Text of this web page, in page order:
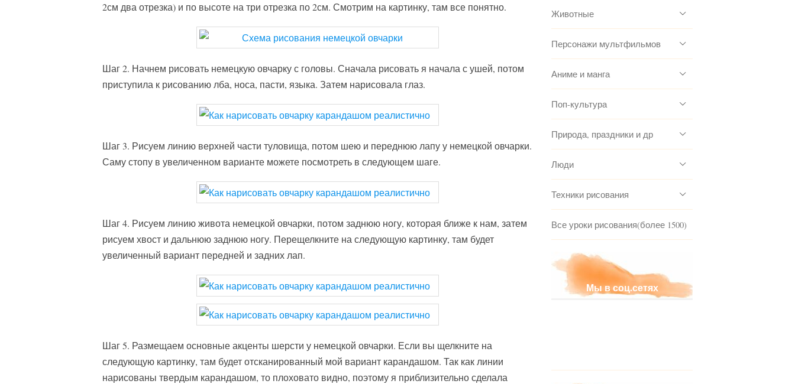
2см два отрезка) и по высоте на три отрезка по 2см. Смотрим на картинку, там все понятно.
Шаг 2. Начнем рисовать немецкую овчарку с головы. Сначала рисовать я начала с ушей, потом
приступила к рисованию лба, носа, пасти, языка. Затем нарисовала глаз.
Шаг 3. Рисуем линию верхней части туловища, потом шею и переднюю лапу у немецкой овчарки.
Саму стопу в увеличенном варианте можете посмотреть в следующем шаге.
Шаг 4. Рисуем линию живота немецкой овчарки, потом заднюю ногу, которая ближе к нам, затем
рисуем хвост и дальнюю заднюю ногу. Перещелкните на следующую картинку, там будет
увеличенный вариант передней и задних лап.
Шаг 5. Размещаем основные акценты шерсти у немецкой овчарки. Если вы щелкните на
следующую картинку, там будет отсканированный мой вариант карандашом. Так как линии
нарисованы твердым карандашом, то плоховато видно, поэтому я приблизительно сделала
Животные
Персонажи мультфильмов
Аниме и манга
Поп-культура
Природа, праздники и др
Люди
Техники рисования
Все уроки рисования(более 1500)
Мы в соц.сетях